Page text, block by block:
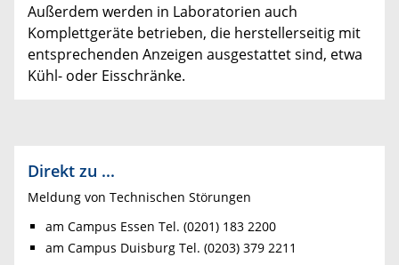
Außerdem werden in Laboratorien auch
Komplettgeräte betrieben, die herstellerseitig mit
entsprechenden Anzeigen ausgestattet sind, etwa
Kühl- oder Eisschränke.
Direkt zu ...
Meldung von Technischen Störungen
am Campus Essen Tel. (0201) 183 2200
am Campus Duisburg Tel. (0203) 379 2211